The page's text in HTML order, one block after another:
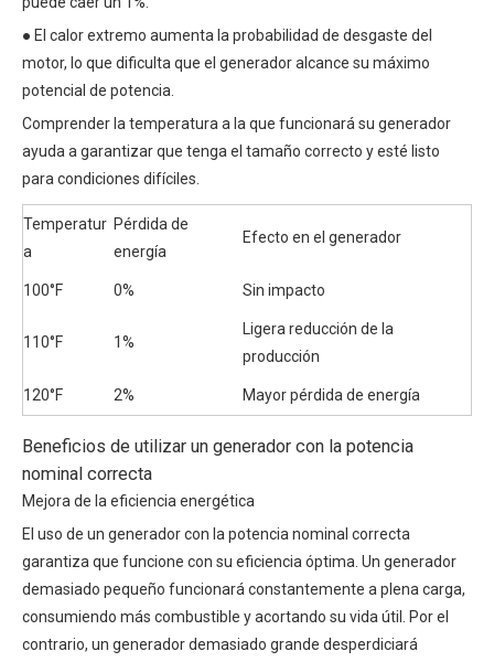
● El calor extremo aumenta la probabilidad de desgaste del
motor, lo que dificulta que el generador alcance su máximo
potencial de potencia.
Comprender la temperatura a la que funcionará su generador
ayuda a garantizar que tenga el tamaño correcto y esté listo
para condiciones difíciles.
Temperatur
a
Pérdida de
energía
Efecto en el generador
100°F 0% Sin impacto
110°F 1%
Ligera reducción de la
producción
120°F 2% Mayor pérdida de energía
Beneficios de utilizar un generador con la potencia
nominal correcta
Mejora de la eficiencia energética
El uso de un generador con la potencia nominal correcta
garantiza que funcione con su eficiencia óptima. Un generador
demasiado pequeño funcionará constantemente a plena carga,
consumiendo más combustible y acortando su vida útil. Por el
contrario, un generador demasiado grande desperdiciará